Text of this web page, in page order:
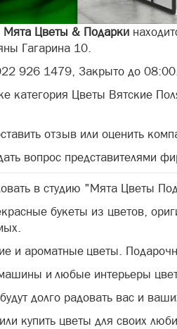
Мята Цветы & Подарки
Гагарина 10.
926 1479, Закрыто до
категория Цветы Вятские
отзыв или оценить
вопрос представителями
в студию "Мята Цветы
букеты из цветов,
и ароматные цветы.
и любые интерьеры
долго радовать вас и
купить цветы для своих